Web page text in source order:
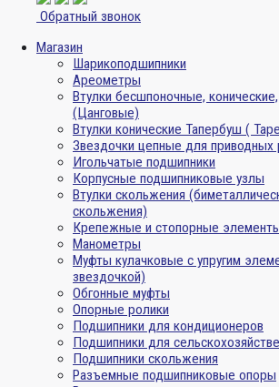
Обратный звонок
Магазин
Шарикоподшипники
Ареометры
Втулки бесшпоночные,
(Цанговые)
Втулки конические Тапербуш (
Звездочки цепные для приводных
Игольчатые подшипники
Корпусные подшипниковые узлы
Втулки скольжения
скольжения)
Крепежные и стопорные
Манометры
Муфты кулачковые с упругим
звездочкой)
Обгонные муфты
Опорные ролики
Подшипники для кондиционеров
Подшипники для
Подшипники скольжения
Разъемные подшипниковые опоры